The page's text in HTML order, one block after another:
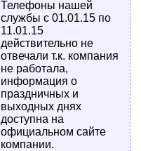
Телефоны нашей
службы с 01.01.15 по
11.01.15
действительно не
отвечали т.к. компания
не работала,
информация о
праздничных и
выходных днях
доступна на
официальном сайте
компании.